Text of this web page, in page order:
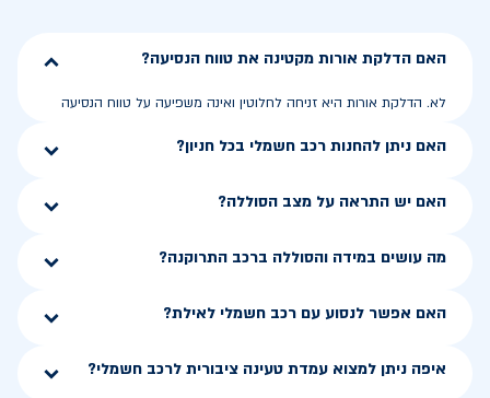
האם הדלקת אורות מקטינה את טווח הנסיעה?
לא. הדלקת אורות היא זניחה לחלוטין ואינה משפיעה על טווח הנסיעה
האם ניתן להחנות רכב חשמלי בכל חניון?
האם יש התראה על מצב הסוללה?
מה עושים במידה והסוללה ברכב התרוקנה?
האם אפשר לנסוע עם רכב חשמלי לאילת?
איפה ניתן למצוא עמדת טעינה ציבורית לרכב חשמלי?